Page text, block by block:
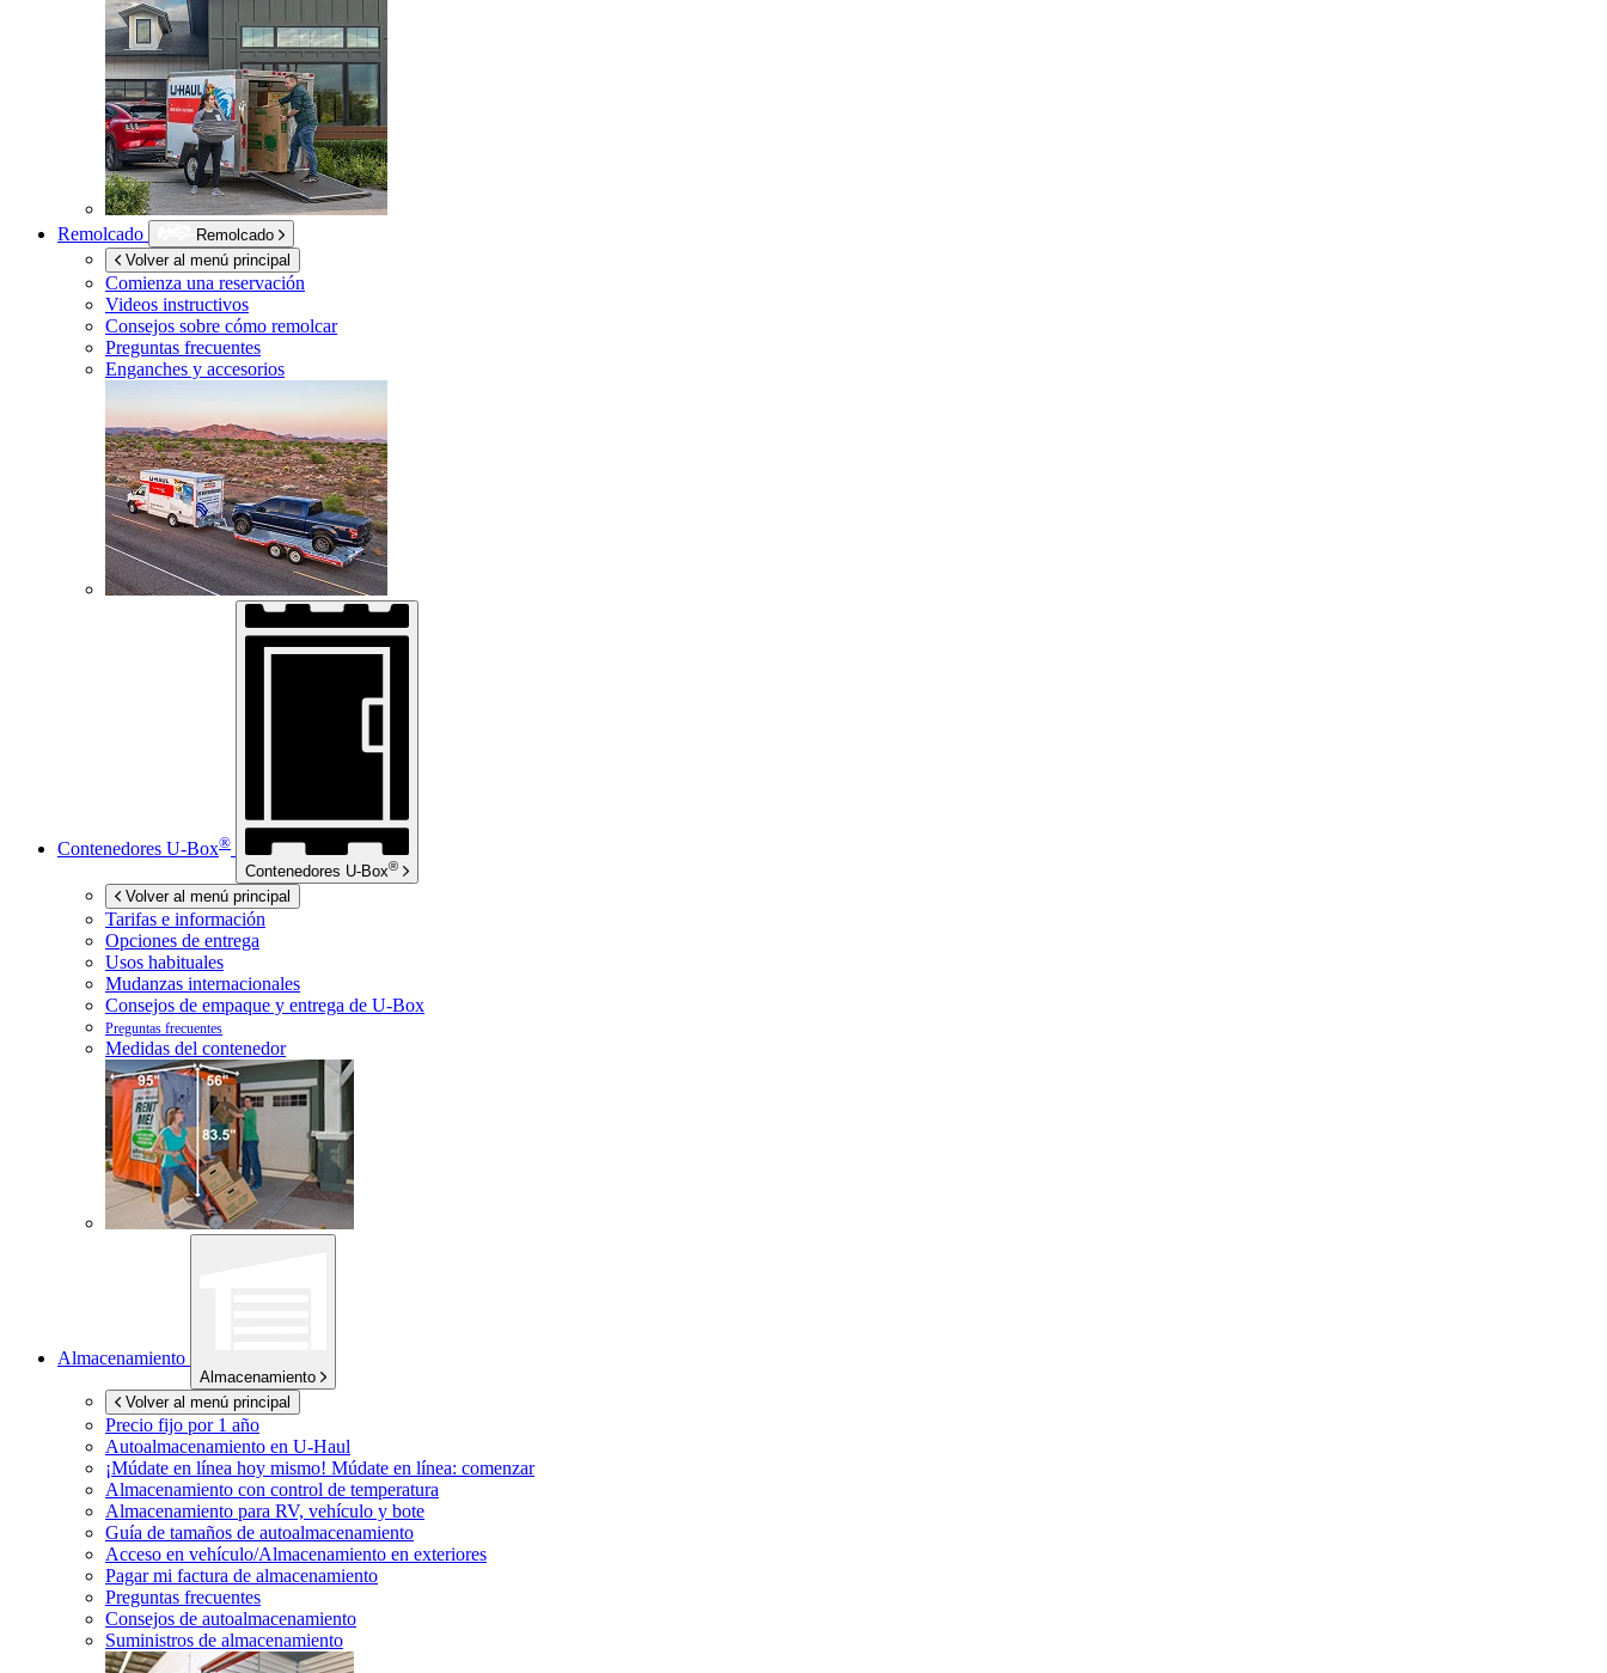
Remolcado
Remolcado
Volver al menú principal
Comienza una reservación
Videos instructivos
Consejos sobre cómo remolcar
Preguntas frecuentes
Enganches y accesorios
Contenedores U-Box®
Contenedores U-Box®
Volver al menú principal
Tarifas e información
Opciones de entrega
Usos habituales
Mudanzas internacionales
Consejos de empaque y entrega de U-Box
Preguntas frecuentes
Medidas del contenedor
Almacenamiento
Almacenamiento
Volver al menú principal
Precio fijo por 1 año
Autoalmacenamiento en U-Haul
¡Múdate en línea hoy mismo! Múdate en línea: comenzar
Almacenamiento con control de temperatura
Almacenamiento para RV, vehículo y bote
Guía de tamaños de autoalmacenamiento
Acceso en vehículo/Almacenamiento en exteriores
Pagar mi factura de almacenamiento
Preguntas frecuentes
Consejos de autoalmacenamiento
Suministros de almacenamiento